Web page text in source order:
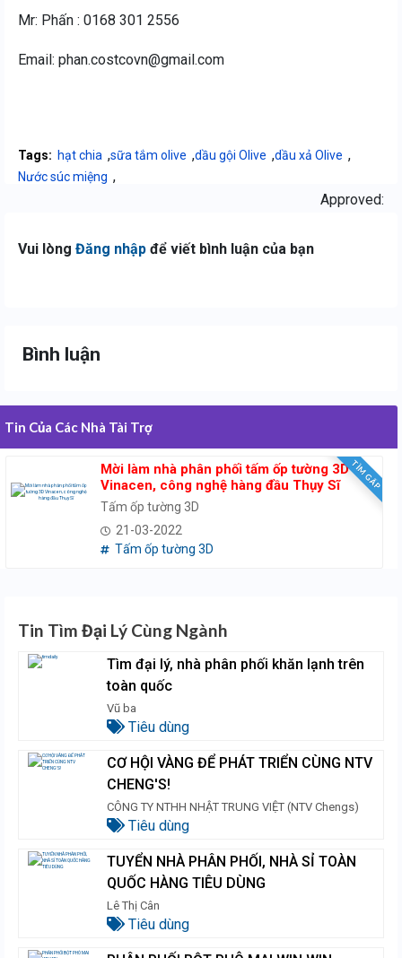
Mr: Phấn : 0168 301 2556
Email: phan.costcovn@gmail.com
Tags: hạt chia ,sữa tắm olive ,dầu gội Olive ,dầu xả Olive ,
Nước súc miệng ,
Approved:
Vui lòng Đăng nhập để viết bình luận của bạn
Bình luận
Tin Của Các Nhà Tài Trợ
TÌM GẤP
Mời làm nhà phân phối tấm ốp tường 3D
Vinacen, công nghệ hàng đầu Thụy Sĩ
Tấm ốp tường 3D
21-03-2022
Tấm ốp tường 3D
Tin Tìm Đại Lý Cùng Ngành
Tìm đại lý, nhà phân phối khăn lạnh trên
toàn quốc
Vũ ba
Tiêu dùng
CƠ HỘI VÀNG ĐỂ PHÁT TRIỂN CÙNG NTV
CHENG'S!
CÔNG TY NTHH NHẬT TRUNG VIỆT (NTV Chengs)
Tiêu dùng
TUYỂN NHÀ PHÂN PHỐI, NHÀ SỈ TOÀN
QUỐC HÀNG TIÊU DÙNG
Lê Thị Cân
Tiêu dùng